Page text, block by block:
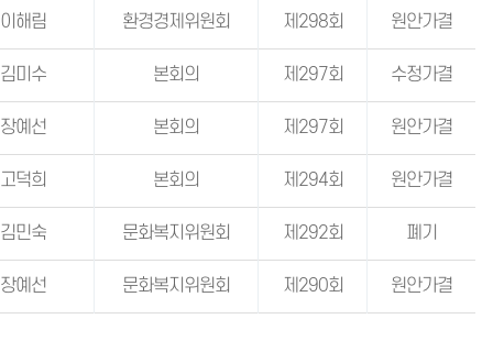
이해림 환경경제위원회 제298회 원안가결
김미수 본회의 제297회 수정가결
장예선 본회의 제297회 원안가결
고덕희 본회의 제294회 원안가결
김민숙 문화복지위원회 제292회 폐기
장예선 문화복지위원회 제290회 원안가결